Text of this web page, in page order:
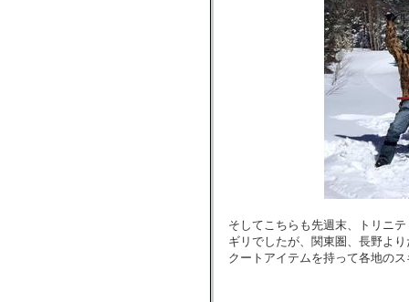
そしてこちらも先週末、トリニ
ギリでしたが、関東圏、長野よ
クートアイテムを持って各地の